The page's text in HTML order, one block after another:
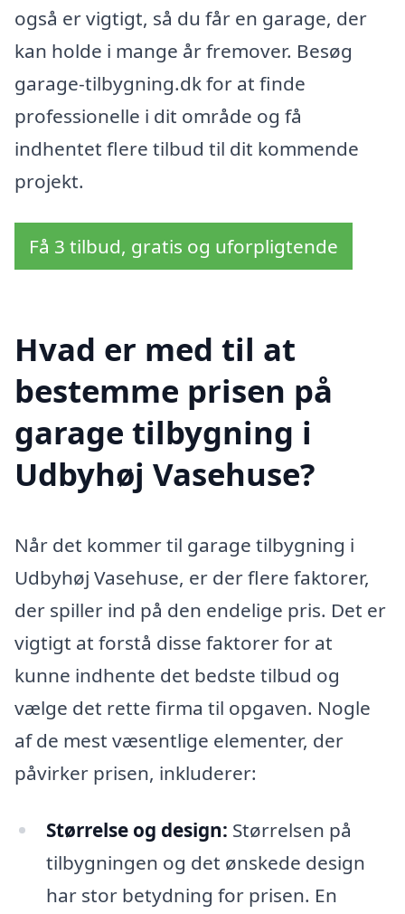
også er vigtigt, så du får en garage, der
kan holde i mange år fremover. Besøg
garage-tilbygning.dk for at finde
professionelle i dit område og få
indhentet flere tilbud til dit kommende
projekt.
Få 3 tilbud, gratis og uforpligtende
Hvad er med til at
bestemme prisen på
garage tilbygning i
Udbyhøj Vasehuse?
Når det kommer til garage tilbygning i
Udbyhøj Vasehuse, er der flere faktorer,
der spiller ind på den endelige pris. Det er
vigtigt at forstå disse faktorer for at
kunne indhente det bedste tilbud og
vælge det rette firma til opgaven. Nogle
af de mest væsentlige elementer, der
påvirker prisen, inkluderer:
Størrelse og design: Størrelsen på
tilbygningen og det ønskede design
har stor betydning for prisen. En